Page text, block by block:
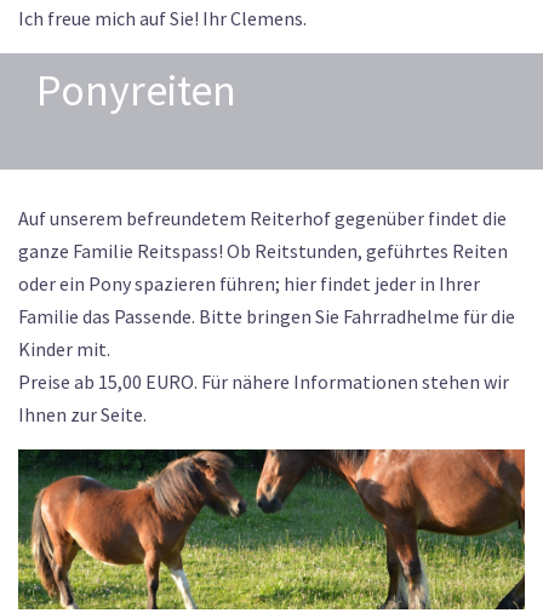
Ich freue mich auf Sie! Ihr Clemens.
Ponyreiten
Auf unserem befreundetem Reiterhof gegenüber findet die
ganze Familie Reitspass! Ob Reitstunden, geführtes Reiten
oder ein Pony spazieren führen; hier findet jeder in Ihrer
Familie das Passende. Bitte bringen Sie Fahrradhelme für die
Kinder mit.
Preise ab 15,00 EURO. Für nähere Informationen stehen wir
Ihnen zur Seite.